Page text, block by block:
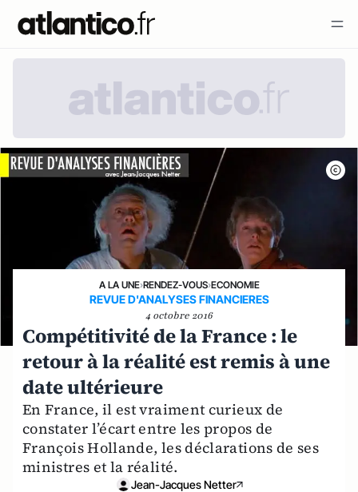
A LA UNE›RENDEZ-VOUS›ECONOMIE
REVUE D'ANALYSES FINANCIERES
4 octobre 2016
Compétitivité de la France : le
retour à la réalité est remis à une
date ultérieure
En France, il est vraiment curieux de
constater l’écart entre les propos de
François Hollande, les déclarations de ses
ministres et la réalité.
Jean-Jacques Netter